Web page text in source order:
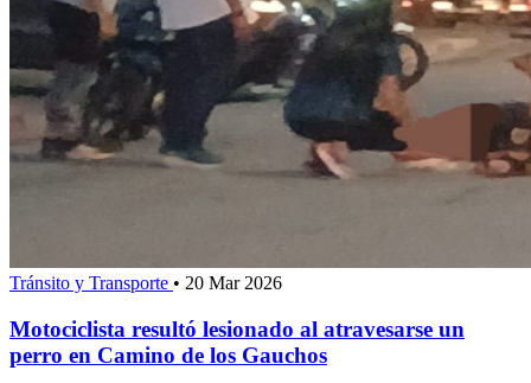
Tránsito y Transporte • 20 Mar 2026
Motociclista resultó lesionado al atravesarse un
perro en Camino de los Gauchos